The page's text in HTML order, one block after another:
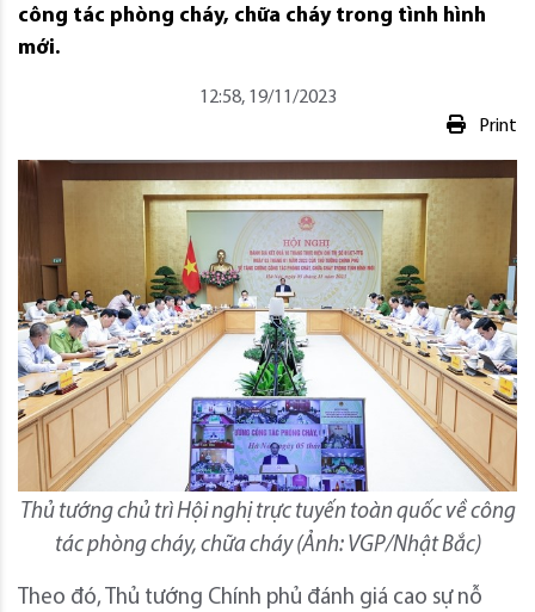
công tác phòng cháy, chữa cháy trong tình hình
mới.
12:58, 19/11/2023
Print
Thủ tướng chủ trì Hội nghị trực tuyến toàn quốc về công
tác phòng cháy, chữa cháy (Ảnh: VGP/Nhật Bắc)
Theo đó, Thủ tướng Chính phủ đánh giá cao sự nỗ